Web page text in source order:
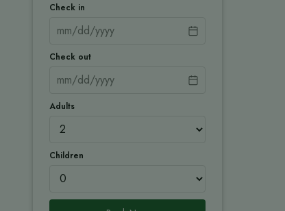
Check in
Check out
Adults
Children